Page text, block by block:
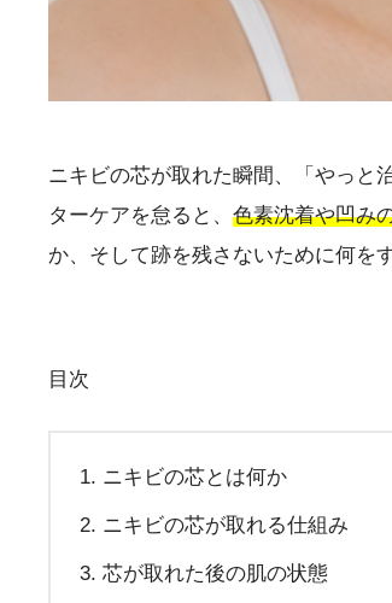
ニキビの芯が取れた瞬間、「やっと
ターケアを怠ると、 色素沈着や凹み
か、そして跡を残さないために何を
目次
ニキビの芯とは何か
ニキビの芯が取れる仕組み
芯が取れた後の肌の状態